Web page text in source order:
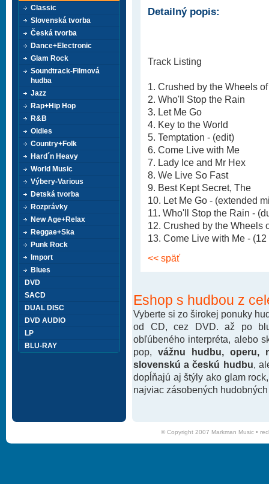
Detailný popis:
Track Listing
1. Crushed by the Wheels
2. Who'll Stop the Rain
3. Let Me Go
4. Key to the World
5. Temptation - (edit)
6. Come Live with Me
7. Lady Ice and Mr Hex
8. We Live So Fast
9. Best Kept Secret, The
10. Let Me Go - (extended
11. Who'll Stop the Rain -
12. Crushed by the Wheels
13. Come Live with Me -
<< späť
Eshop s hudbou z
Vyberte si zo širokej ponuky
od CD, cez DVD. až po
obľúbeného interpréta, alebo
pop, vážnu hudbu, operu,
slovenskú a českú hudbu ,
dopĺňajú aj štýly ako glam
najviac zásobených
Classic
Slovenská tvorba
Česká tvorba
Dance+Electronic
Glam Rock
Soundtrack-Filmová
hudba
Jazz
Rap+Hip Hop
R&B
Oldies
Country+Folk
Hard´n Heavy
World Music
Výbery-Various
Detská tvorba
Rozprávky
New Age+Relax
Reggae+Ska
Punk Rock
Import
Blues
DVD
SACD
DUAL DISC
DVD AUDIO
LP
BLU-RAY
© Copyright 2007 Markman Music •